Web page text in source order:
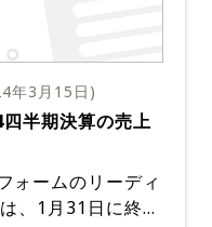
ッションクリティ
向けにカスタマイ
ーションは、デジ
態を想定すること
ストプラクティス
ことを奨励する。
ーラブルなプロ
続的な改善に焦点
促進し、時間の経
）が一貫して満た
、このプラットフ
クティブなコミュ
ストレーションを
インシデントの
組織内の継続的な
プラットフォーム
ォームは、Slack
般的なコミュニ
を介した対応調整
ーやステータスペ
タープライズレベ
たシームレスな
。PagerDutyソ
フォームでインシ
年3月15日 )
半期決算の売上
ォームのリーディ
、1月31日に終了